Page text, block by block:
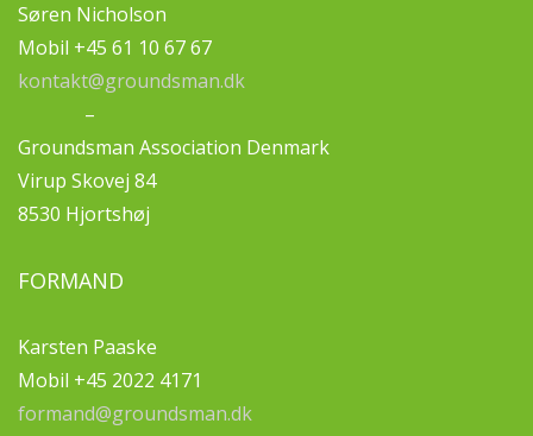
Søren Nicholson
Mobil +45 61 10 67 67
kontakt@groundsman.dk
–
Groundsman Association Denmark
Virup Skovej 84
8530 Hjortshøj
FORMAND
Karsten Paaske
Mobil +45 2022 4171
formand@groundsman.dk